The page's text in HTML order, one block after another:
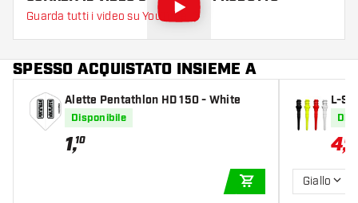
Guarda tutti i video su YouTube
SPESSO ACQUISTATO INSIEME A
Alette Pentathlon HD 150 - White
Disponibile
1,10
AGGIUNGI AL
L-
ips
4,04
Giallo